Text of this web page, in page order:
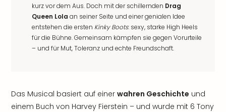
kurz vor dem Aus. Doch mit der schillernden Drag
Queen Lola an seiner Seite und einer genialen Idee
entstehen die ersten Kinky Boots: sexy, starke High Heels
für die Bühne. Gemeinsam kämpfen sie gegen Vorurteile
– und für Mut, Toleranz und echte Freundschaft.
Das Musical basiert auf einer wahren Geschichte und
einem Buch von Harvey Fierstein – und wurde mit 6 Tony